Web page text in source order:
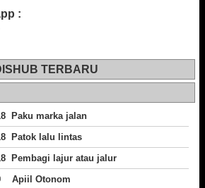
:
TERBARU
Paku marka jalan
Patok lalu lintas
Pembagi lajur atau jalur
Apiil Otonom